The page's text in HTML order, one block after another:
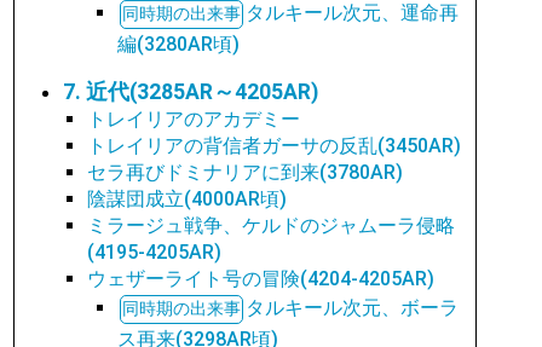
タルキール次元、運命再
編(3280AR頃)
7. 近代(3285AR～4205AR)
トレイリアのアカデミー
トレイリアの背信者ガーサの反乱(3450AR)
セラ再びドミナリアに到来(3780AR)
陰謀団成立(4000AR頃)
ミラージュ戦争、ケルドのジャムーラ侵略
(4195-4205AR)
ウェザーライト号の冒険(4204-4205AR)
タルキール次元、ボーラ
ス再来(3298AR頃)